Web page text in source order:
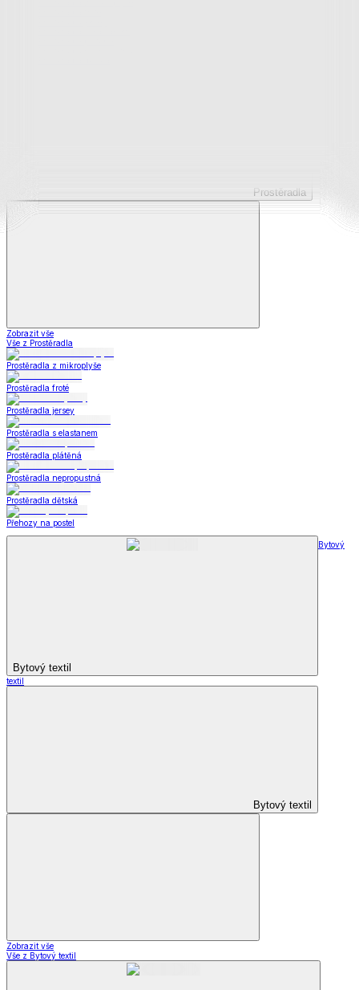
Prostěradla
Zobrazit vše
Vše z Prostěradla
Prostěradla z mikroplyše
Prostěradla froté
Prostěradla jersey
Prostěradla s elastanem
Prostěradla plátěná
Prostěradla nepropustná
Prostěradla dětská
Přehozy na postel
Bytový textil
Bytový
textil
Bytový textil
Zobrazit vše
Vše z Bytový textil